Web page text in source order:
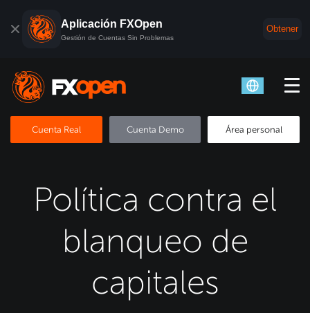
Aplicación FXOpen
Gestión de Cuentas Sin Problemas
Obtener
Cuenta Real Cuenta Demo Área personal
Política contra el
blanqueo de
capitales